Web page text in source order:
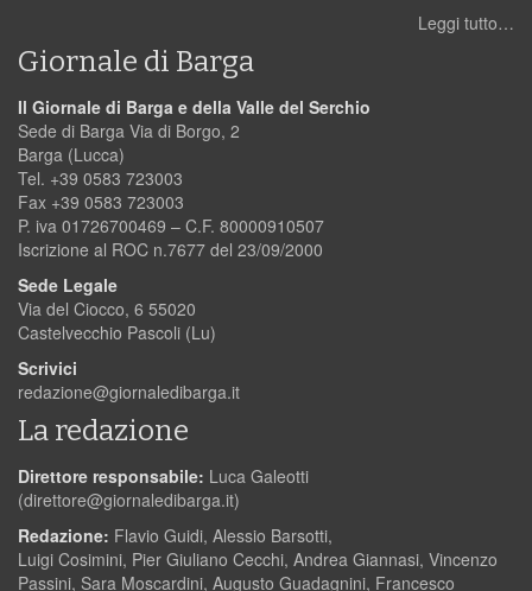
Leggi tutto…
Giornale di Barga
Il Giornale di Barga e della Valle del Serchio
Sede di Barga Via di Borgo, 2
Barga (Lucca)
Tel. +39 0583 723003
Fax +39 0583 723003
P. iva 01726700469 – C.F. 80000910507
Iscrizione al ROC n.7677 del 23/09/2000
Sede Legale
Via del Ciocco, 6 55020
Castelvecchio Pascoli (Lu)
Scrivici
redazione@giornaledibarga.it
La redazione
Direttore responsabile: Luca Galeotti
(direttore@giornaledibarga.it)
Redazione: Flavio Guidi, Alessio Barsotti,
Luigi Cosimini, Pier Giuliano Cecchi, Andrea Giannasi, Vincenzo
Passini, Sara Moscardini, Augusto Guadagnini, Francesco